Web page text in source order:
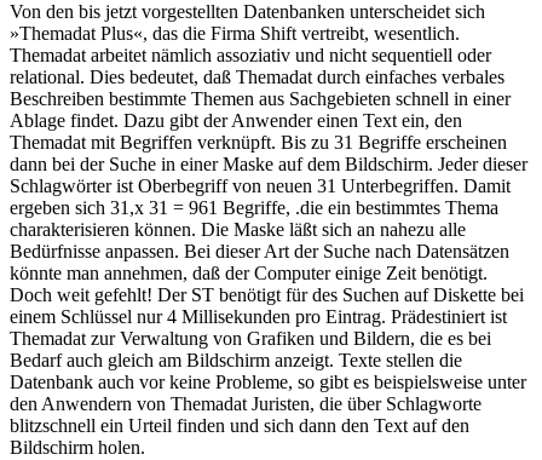
Von den bis jetzt vorgestellten Datenbanken unterscheidet sich
»Themadat Plus«, das die Firma Shift vertreibt, wesentlich.
Themadat arbeitet nämlich assoziativ und nicht sequentiell oder
relational. Dies bedeutet, daß Themadat durch einfaches verbales
Beschreiben bestimmte Themen aus Sachgebieten schnell in einer
Ablage findet. Dazu gibt der Anwender einen Text ein, den
Themadat mit Begriffen verknüpft. Bis zu 31 Begriffe erscheinen
dann bei der Suche in einer Maske auf dem Bildschirm. Jeder dieser
Schlagwörter ist Oberbegriff von neuen 31 Unterbegriffen. Damit
ergeben sich 31,x 31 = 961 Begriffe, .die ein bestimmtes Thema
charakterisieren können. Die Maske läßt sich an nahezu alle
Bedürfnisse anpassen. Bei dieser Art der Suche nach Datensätzen
könnte man annehmen, daß der Computer einige Zeit benötigt.
Doch weit gefehlt! Der ST benötigt für des Suchen auf Diskette bei
einem Schlüssel nur 4 Millisekunden pro Eintrag. Prädestiniert ist
Themadat zur Verwaltung von Grafiken und Bildern, die es bei
Bedarf auch gleich am Bildschirm anzeigt. Texte stellen die
Datenbank auch vor keine Probleme, so gibt es beispielsweise unter
den Anwendern von Themadat Juristen, die über Schlagworte
blitzschnell ein Urteil finden und sich dann den Text auf den
Bildschirm holen.